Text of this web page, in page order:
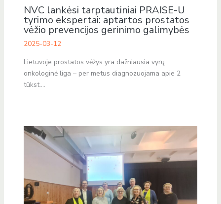
NVC lankėsi tarptautiniai PRAISE-U
tyrimo ekspertai: aptartos prostatos
vėžio prevencijos gerinimo galimybės
2025-03-12
Lietuvoje prostatos vėžys yra dažniausia vyrų
onkologinė liga – per metus diagnozuojama apie 2
tūkst.…